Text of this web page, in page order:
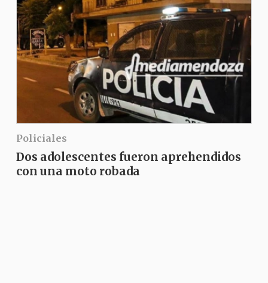
Policiales
Dos adolescentes fueron aprehendidos
con una moto robada